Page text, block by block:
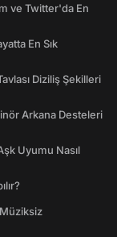
ve Twitter'da En
En Sık
Diziliş Şekilleri
Arkana Desteleri
Uyumu Nasıl